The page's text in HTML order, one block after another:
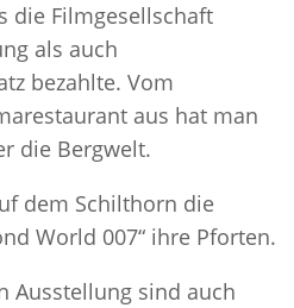
die Filmgesellschaft
als auch
bezahlte. Vom
aus hat man
die Bergwelt.
dem Schilthorn die
World 007“ ihre Pforten.
Ausstellung sind auch